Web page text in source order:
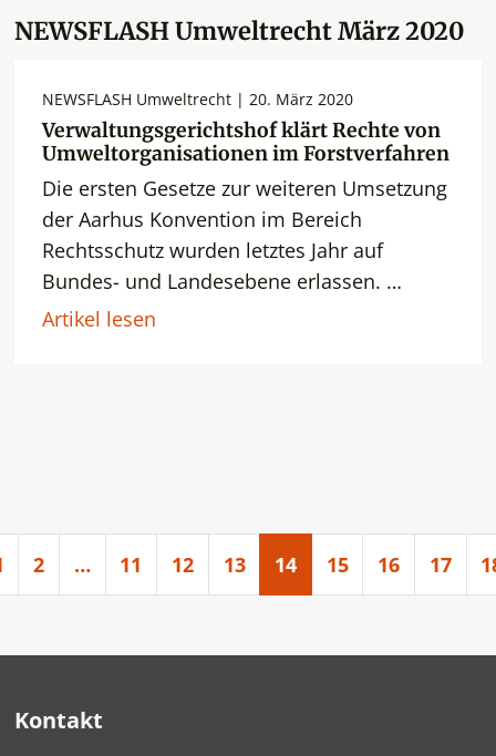
NEWSFLASH Umweltrecht März 2020
NEWSFLASH Umweltrecht | 20. März 2020
Verwaltungsgerichtshof klärt Rechte von
Umweltorganisationen im Forstverfahren
Die ersten Gesetze zur weiteren Umsetzung
der Aarhus Konvention im Bereich
Rechtsschutz wurden letztes Jahr auf
Bundes- und Landesebene erlassen. …
Artikel lesen
2 … 11 12 13 14 15 16 17
Kontakt